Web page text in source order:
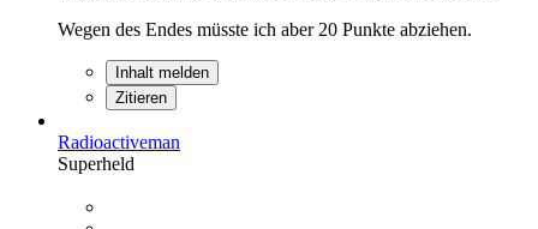
Wegen des Endes müsste ich aber 20 Punkte abziehen.
Inhalt melden
Zitieren
Radioactiveman
Superheld